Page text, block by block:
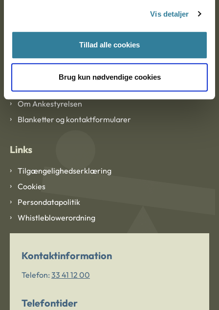
Vis detaljer
Tillad alle cookies
Brug kun nødvendige cookies
EAN: 57 98 000 35 48 21
Om Ankestyrelsen
Om Ankestyrelsen
Blanketter og kontaktformularer
Links
Tilgængelighedserklæring
Cookies
Persondatapolitik
Whistleblowerordning
Kontaktinformation
Telefon: 33 41 12 00
Telefontider